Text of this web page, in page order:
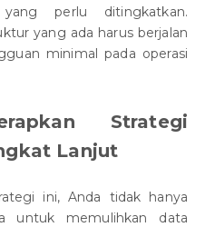
perlu ditingkatkan.
yang ada harus berjalan
minimal pada operasi
Strategi
Lanjut
ini, Anda tidak hanya
untuk memulihkan data